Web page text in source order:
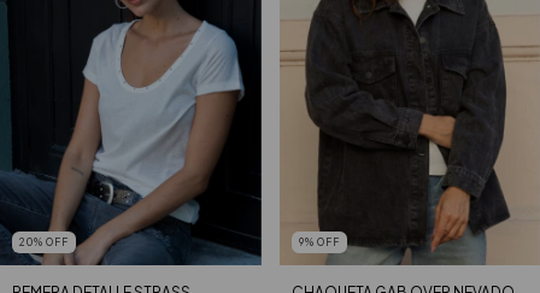
20% OFF 9% OFF